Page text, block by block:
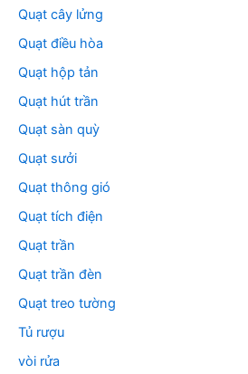
Quạt cây lửng
Quạt điều hòa
Quạt hộp tản
Quạt hút trần
Quạt sàn quỳ
Quạt sưởi
Quạt thông gió
Quạt tích điện
Quạt trần
Quạt trần đèn
Quạt treo tường
Tủ rượu
vòi rửa